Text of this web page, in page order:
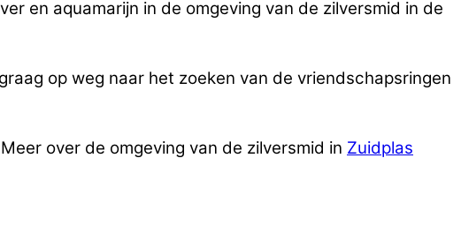
en aquamarijn in de omgeving van de zilversmid in de
op weg naar het zoeken van de vriendschapsringen
over de omgeving van de zilversmid in Zuidplas